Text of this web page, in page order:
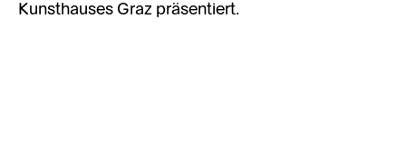
Kunsthauses Graz präsentiert.